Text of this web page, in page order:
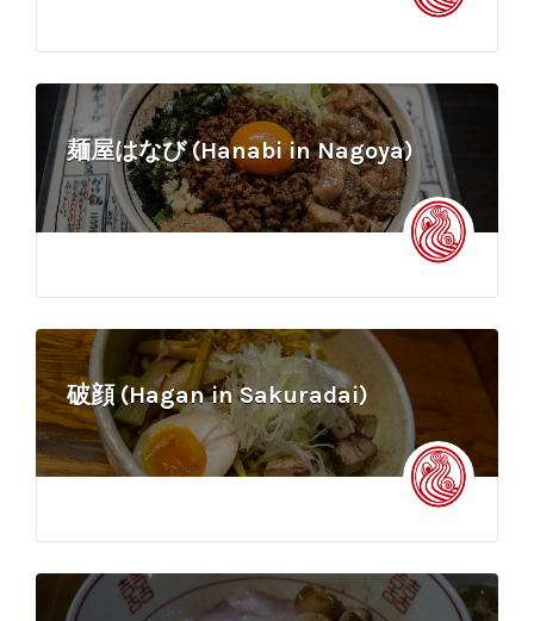
麺屋はなび (Hanabi in Nagoya)
破顔 (Hagan in Sakuradai)